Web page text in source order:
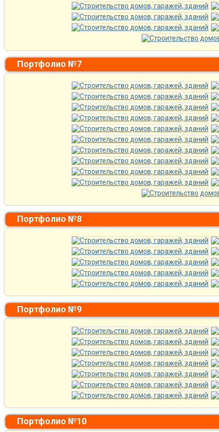
Портфолио №7
Портфолио №8
Портфолио №9
Портфолио №10